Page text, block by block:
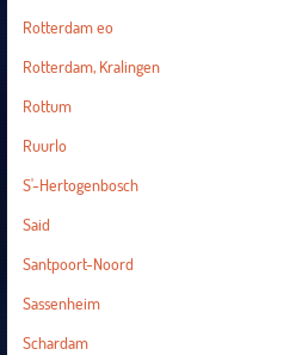
Rotterdam eo
Rotterdam, Kralingen
Rottum
Ruurlo
S'-Hertogenbosch
Said
Santpoort-Noord
Sassenheim
Schardam